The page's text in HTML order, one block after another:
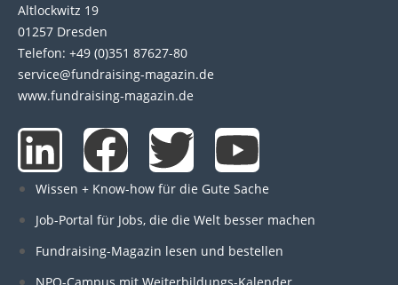
Altlockwitz 19
01257 Dresden
Telefon: +49 (0)351 87627-80
service@fundraising-magazin.de
www.fundraising-magazin.de
L
i
n
F
a
c
T
w
i
Y
o
u
Wissen + Know-how für die Gute Sache
Job-Portal für Jobs, die die Welt besser machen
Fundraising-Magazin lesen und bestellen
NPO-Campus mit Weiterbildungs-Kalender